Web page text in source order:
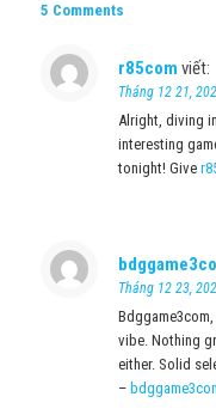
5 Comments
r85com viết:
Tháng 12 21,
Alright, diving
interesting
tonight! Give
Tháng 12 23,
vibe. Nothing
either. Solid
–